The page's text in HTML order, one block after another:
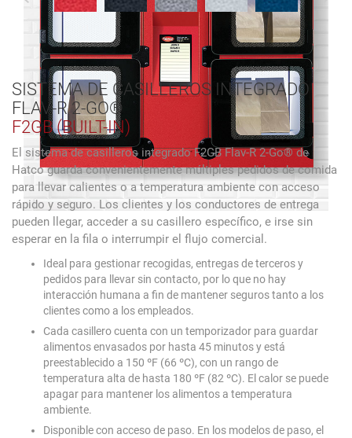
SISTEMA DE CASILLEROS INTEGRADO
FLAV-R 2-GO®
F2GB (BUILT-IN)
El sistema de casilleros integrado F2GB Flav-R 2-Go® de
Hatco guarda convenientemente múltiples pedidos de comida
para llevar calientes o a temperatura ambiente con acceso
rápido y seguro. Los clientes y los conductores de entrega
pueden llegar, acceder a su casillero específico, e irse sin
esperar en la fila o interrumpir el flujo comercial.
Ideal para gestionar recogidas, entregas de terceros y
pedidos para llevar sin contacto, por lo que no hay
interacción humana a fin de mantener seguros tanto a los
clientes como a los empleados.
Cada casillero cuenta con un temporizador para guardar
alimentos envasados por hasta 45 minutos y está
preestablecido a 150 ºF (66 ºC), con un rango de
temperatura alta de hasta 180 ºF (82 ºC). El calor se puede
apagar para mantener los alimentos a temperatura
ambiente.
Disponible con acceso de paso. En los modelos de paso, el